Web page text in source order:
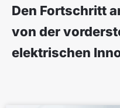
Den Fortschritt
von der
elektrischen